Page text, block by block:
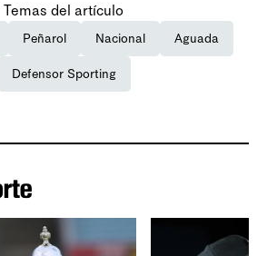
Temas del artículo
Peñarol Nacional Aguada
Defensor Sporting